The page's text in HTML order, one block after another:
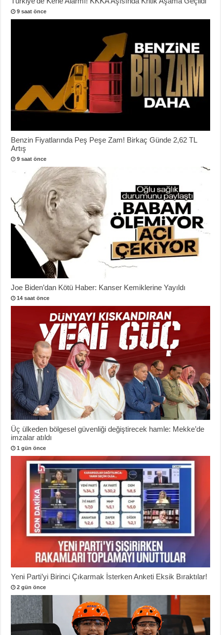
9 saat önce
Benzin Fiyatlarında Peş Peşe Zam! Birkaç Günde 2,62 TL
Artış
9 saat önce
Joe Biden’dan Kötü Haber: Kanser Kemiklerine Yayıldı
14 saat önce
Üç ülkeden bölgesel güvenliği değiştirecek hamle: Mekke’de
imzalar atıldı
1 gün önce
Yeni Parti’yi Birinci Çıkarmak İsterken Anketi Eksik Bıraktılar!
2 gün önce